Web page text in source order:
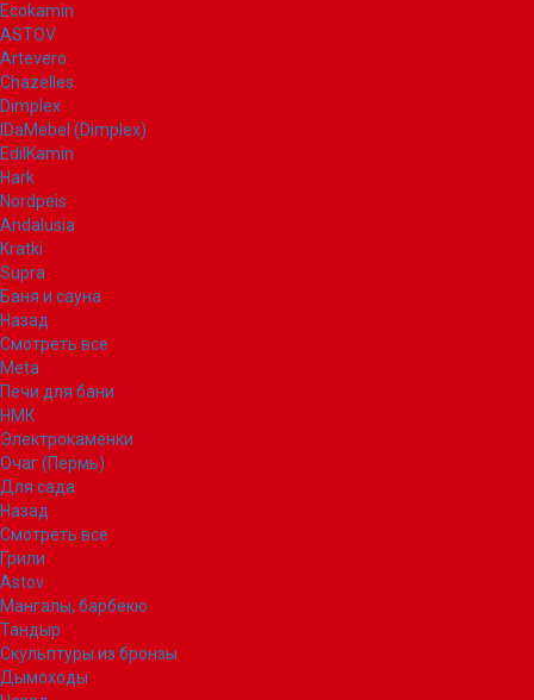
Ecokamin
ASTOV
Artevero
Chazelles
Dimplex
IDaMebel (Dimplex)
EdilKamin
Hark
Nordpeis
Andalusia
Kratki
Supra
Баня и сауна
Назад
Смотреть все
Meta
Печи для бани
НМК
Электрокаменки
Очаг (Пермь)
Для сада
Назад
Смотреть все
Грили
Astov
Мангалы, барбекю
Тандыр
Скульптуры из бронзы
Дымоходы